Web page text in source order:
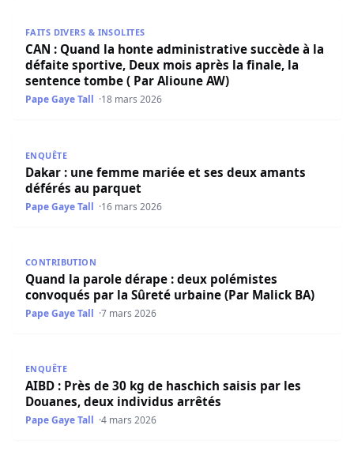
FAITS DIVERS & INSOLITES
CAN : Quand la honte administrative succède à la
défaite sportive, Deux mois après la finale, la
sentence tombe ( Par Alioune AW)
Pape Gaye Tall 18 mars 2026
ENQUÊTE
Dakar : une femme mariée et ses deux amants
déférés au parquet
Pape Gaye Tall 16 mars 2026
CONTRIBUTION
Quand la parole dérape : deux polémistes
convoqués par la Sûreté urbaine (Par Malick BA)
Pape Gaye Tall 7 mars 2026
ENQUÊTE
AIBD : Près de 30 kg de haschich saisis par les
Douanes, deux individus arrêtés
Pape Gaye Tall 4 mars 2026